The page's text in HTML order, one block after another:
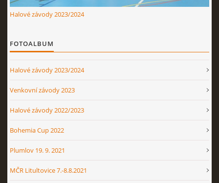
Halové závody 2023/2024
FOTOALBUM
Halové závody 2023/2024
Venkovní závody 2023
Halové závody 2022/2023
Bohemia Cup 2022
Plumlov 19. 9. 2021
MČR Litultovice 7.-8.8.2021